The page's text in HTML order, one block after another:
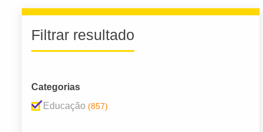
Filtrar resultado
Categorias
Educação (857)